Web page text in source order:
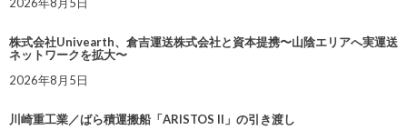
2026年8月5日
株式会社Univearth、倉吉運送株式会社と資本提携〜山陰エリアへ実運送
ネットワークを拡大〜
2026年8月5日
川崎重工業／ばら積運搬船「ARISTOS II」の引き渡し